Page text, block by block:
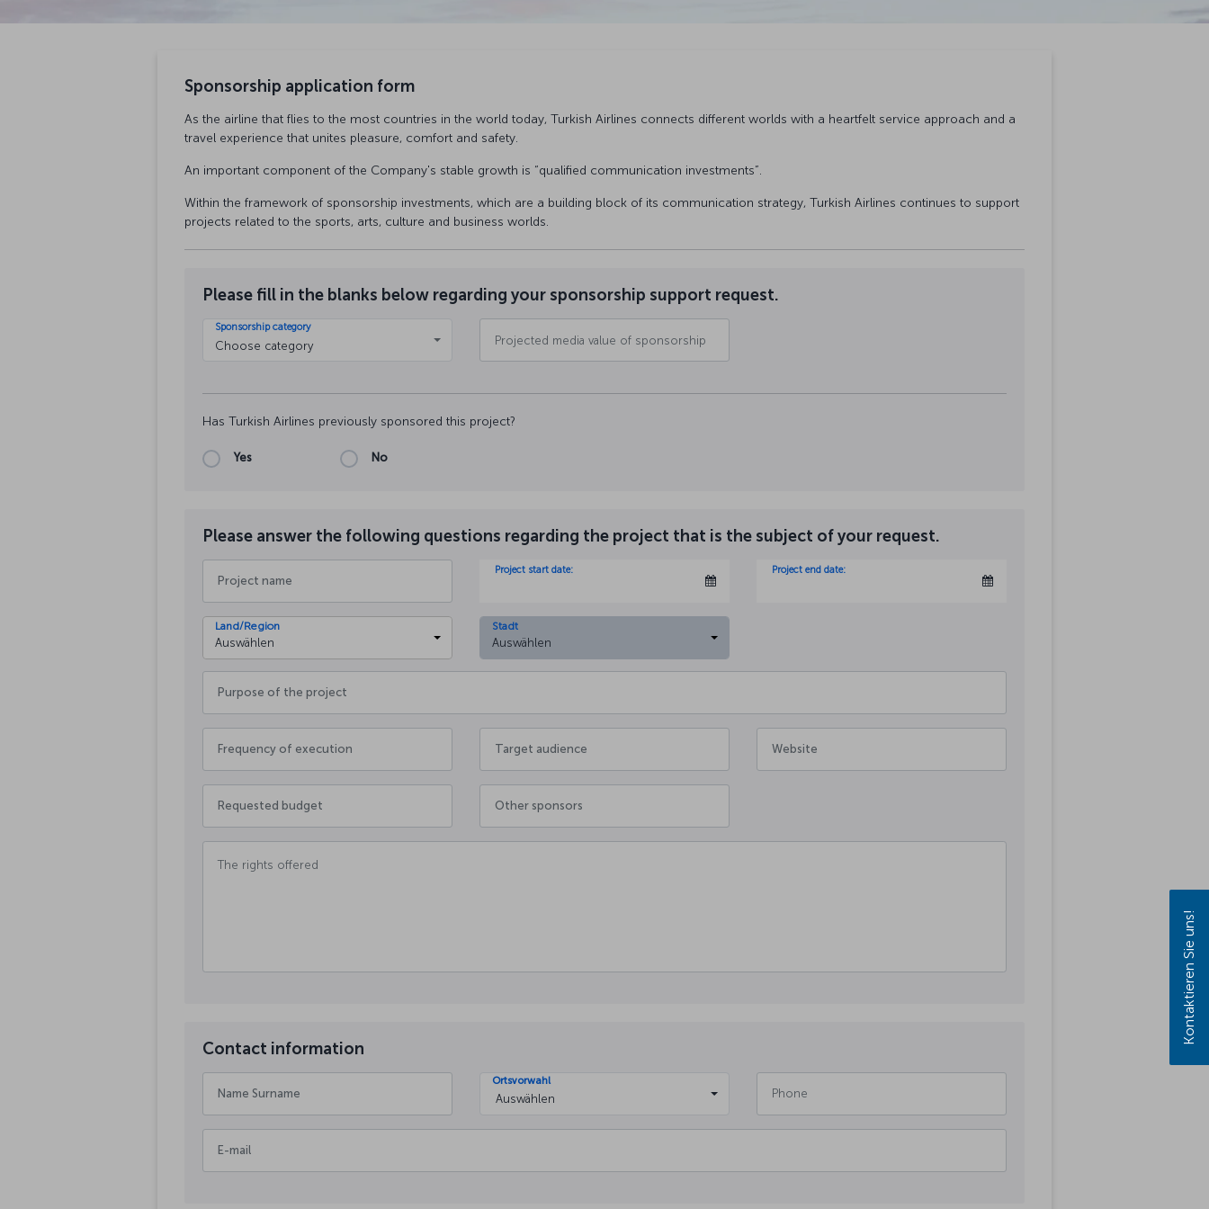
Sponsorship application form
As the airline that flies to the most countries in the world today, Turkish Airlines connects different worlds with a heartfelt service approach and a
travel experience that unites pleasure, comfort and safety.
An important component of the Company's stable growth is “qualified communication investments”.
Within the framework of sponsorship investments, which are a building block of its communication strategy, Turkish Airlines continues to support
projects related to the sports, arts, culture and business worlds.
Please fill in the blanks below regarding your sponsorship support request.
Sponsorship category
Choose category
Has Turkish Airlines previously sponsored this project?
Yes No
Please answer the following questions regarding the project that is the subject of your request.
Project start date: Project end date:
Land/Region
Auswählen
Stadt
Auswählen
Contact information
Ortsvorwahl
Auswählen
Kontaktieren Sie uns!